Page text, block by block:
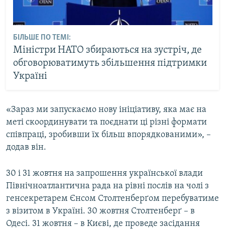
БІЛЬШЕ ПО ТЕМІ:
Міністри НАТО збираються на зустріч, де
обговорюватимуть збільшення підтримки
Україні
«Зараз ми запускаємо нову ініціативу, яка має на
меті скоординувати та поєднати ці різні формати
співпраці, зробивши їх більш впорядкованими», –
додав він.
30 і 31 жовтня на запрошення української влади
Північноатлантична рада на рівні послів на чолі з
генсекретарем Єнсом Столтенберґом перебуватиме
з візитом в Україні. 30 жовтня Столтенберґ – в
Одесі. 31 жовтня – в Києві, де проведе засідання